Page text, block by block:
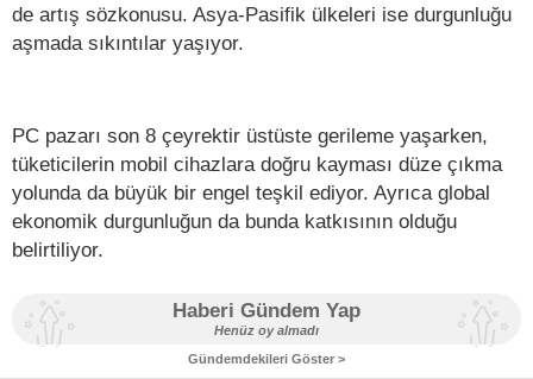
de artış sözkonusu. Asya-Pasifik ülkeleri ise durgunluğu
aşmada sıkıntılar yaşıyor.
PC pazarı son 8 çeyrektir üstüste gerileme yaşarken,
tüketicilerin mobil cihazlara doğru kayması düze çıkma
yolunda da büyük bir engel teşkil ediyor. Ayrıca global
ekonomik durgunluğun da bunda katkısının olduğu
belirtiliyor.
Haberi Gündem Yap
Henüz oy almadı
Gündemdekileri Göster >